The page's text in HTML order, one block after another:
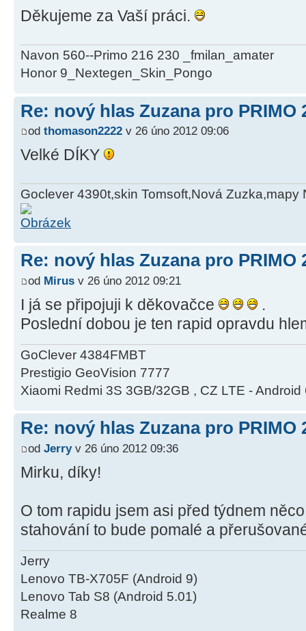
Děkujeme za Vaší práci.
Navon 560--Primo 216 230 _fmilan_amater
Honor 9_Nextegen_Skin_Pongo
Re: nový hlas Zuzana pro PRIMO
od thomason2222 v 26 úno 2012 09:06
Velké DÍKY
Goclever 4390t,skin Tomsoft,Nová Zuzka,mapy
Re: nový hlas Zuzana pro PRIMO
od Mirus v 26 úno 2012 09:21
I já se připojuji k děkovačce
.
Poslední dobou je ten rapid opravdu
GoClever 4384FMBT
Prestigio GeoVision 7777
Xiaomi Redmi 3S 3GB/32GB , CZ LTE - Android
Re: nový hlas Zuzana pro PRIMO
od Jerryv 26 úno 2012 09:36
Mirku, díky!
O tom rapidu jsem asi před týdnem
stahování to bude pomalé a
Jerry
Lenovo TB-X705F (Android 9)
Lenovo Tab S8 (Android 5.01)
Realme 8